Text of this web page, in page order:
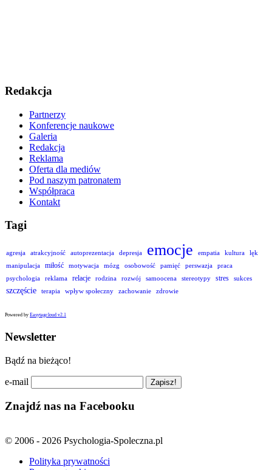
Redakcja
Partnerzy
Konferencje naukowe
Galeria
Redakcja
Reklama
Oferta dla mediów
Pod naszym patronatem
Współpraca
Kontakt
Tagi
agresja atrakcyjność autoprezentacja depresja emocje empatia kultura
lęk
manipulacja
miłość motywacja mózg osobowość pamięć perswazja
praca
psychologia
reklama relacje rodzina rozwój samoocena stereotypy stres sukces
szczęście terapia wpływ społeczny zachowanie zdrowie
Powered by Easytagcloud v2.1
Newsletter
Bądź na bieżąco!
e-mail
Znajdź nas na Facebooku
© 2006 - 2026 Psychologia-Spoleczna.pl
Polityka prywatności